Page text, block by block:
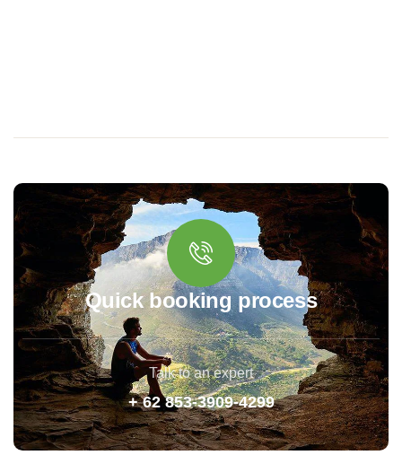
Quick booking process
Talk to an expert
+ 62 853-3909-4299